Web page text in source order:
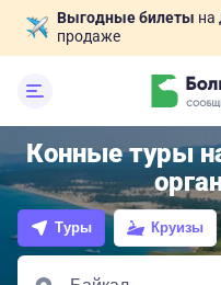
Выгодные билеты на
продаже
Конные туры
Туры Круизы